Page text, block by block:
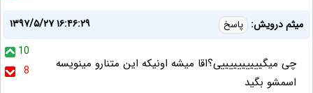
میثم درویش: پاسخ
۱۳۹۷/۵/۲۷ ۱۶:۴۶:۲۹
10
8
چی میگییییییییییی؟اقا میشه اونیکه این متنارو مینویسه
اسمشو بگید